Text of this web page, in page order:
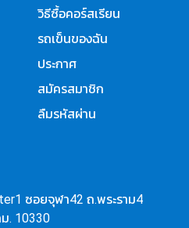
วิธีซื้อคอร์สเรียน
รถเข็นของฉัน
ประกาศ
สมัครสมาชิก
ลืมรหัสผ่าน
ซอยจุฬา42 ถ.พระราม4
. 10330